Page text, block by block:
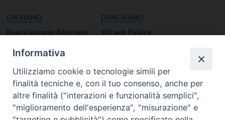
CHI SIAMO
Beato Giacomo Alberione
Missione Paolina
Luoghi delle Origini
Governo Generale
DOVE SIAMO
Siti web Paoline
Notizie dal governo generale
Notizie in breve
RISORSE
Informativa
Utilizziamo cookie o tecnologie simili per
finalità tecniche e, con il tuo consenso, anche per
altre finalità ("interazioni e funzionalità semplici",
"miglioramento dell'esperienza", "misurazione" e